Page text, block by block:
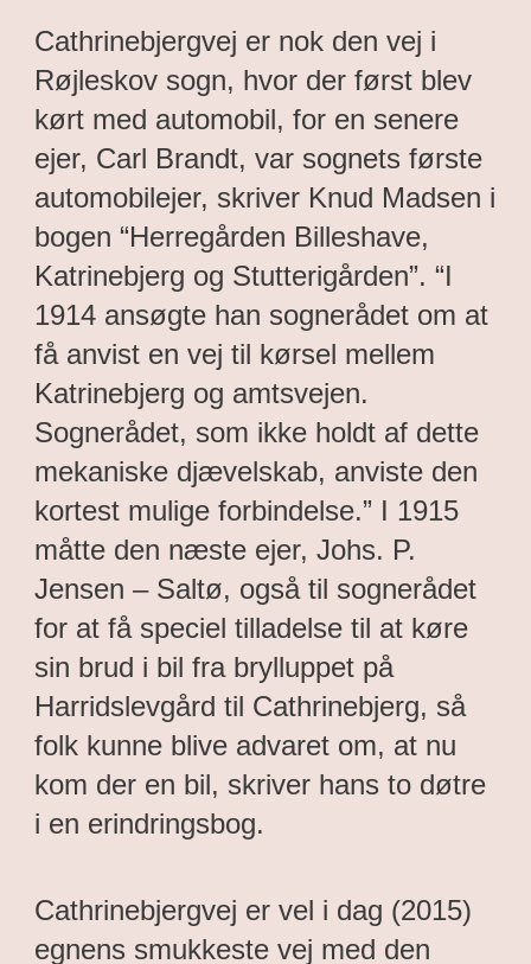
Cathrinebjergvej er nok den vej i
Røjleskov sogn, hvor der først blev
kørt med automobil, for en senere
ejer, Carl Brandt, var sognets første
automobilejer, skriver Knud Madsen i
bogen “Herregården Billeshave,
Katrinebjerg og Stutterigården”. “I
1914 ansøgte han sognerådet om at
få anvist en vej til kørsel mellem
Katrinebjerg og amtsvejen.
Sognerådet, som ikke holdt af dette
mekaniske djævelskab, anviste den
kortest mulige forbindelse.” I 1915
måtte den næste ejer, Johs. P.
Jensen – Saltø, også til sognerådet
for at få speciel tilladelse til at køre
sin brud i bil fra brylluppet på
Harridslevgård til Cathrinebjerg, så
folk kunne blive advaret om, at nu
kom der en bil, skriver hans to døtre
i en erindringsbog.
Cathrinebjergvej er vel i dag (2015)
egnens smukkeste vej med den